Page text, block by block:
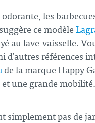
les
ce modèle
au lave-vaisselle.
d’autres références
de la marque Happy
une grande mobilité.
simplement pas de